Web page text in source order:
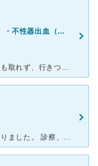
下腹部の痛み（女性）・生理不順（女性）・不性器出血（女性）・おりものの異常（女性）・外陰部の痛み・かゆみ（女性）
婦人科はとても混雑していて、なかなか予約も取れず、行きつけの婦人科も作りたくて探していたところこちらを見つけて通い始めました。 こちらはネットで当日順番待ち予約が出来るのでとても助かります。時間が近
妊娠前の風疹抗体検査や診察等でお世話になりました。 診察、問診時は丁寧に話を聞いてくださり また説明も丁寧にしてくださるので有り難いです。 受付後、毎回［今回どういった症状、診察希望できたのか？